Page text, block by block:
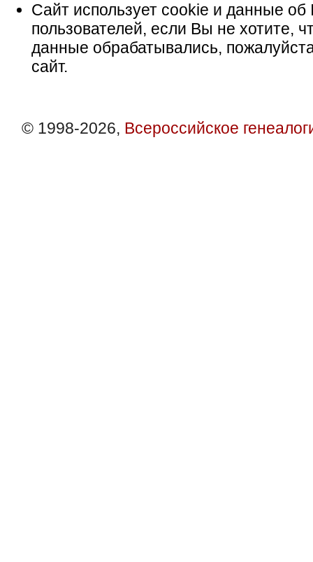
Сайт использует cookie и данные об
пользователей, если Вы не хотите,
данные обрабатывались,
сайт.
© 1998-2026, Всероссийское